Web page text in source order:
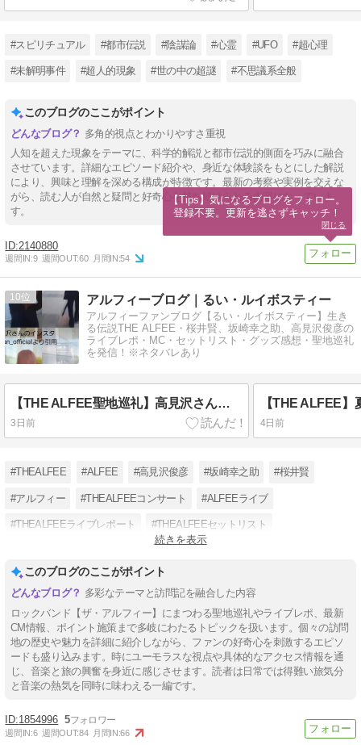
#スピリチュアル #都市伝説 #陰謀論 #心霊 #UFO #超心理
#未解明事件 #超人的現象 #世の中の超謎 #不思議系全般
このブログのここがポイント
多角的視点とわかりやすさ重視
人知を超えた現象をテーマに、科学的解説と都市伝説的側面を巧みに融合
させています。詳細なエピソード紹介や、身近な体験談をもとにした解説
により、興味と理解を深める構成が特徴です。最新の考察や実例を交えな
がら、読む人が自然と疑問と好奇心を持ち続けられる内容になっていま
す。
2140880
週間IN:9 週間OUT:60 月間IN:54
10 アルフィーブログ｜るい・ルイボスティー
アルフィーファンブログ【るい・ルイボスティー】生き
る伝説THE ALFEE・桜井賢、坂崎幸之助、高見沢俊彦の
ライブレポ・MC・セットリスト・グッズ感想・聖地巡礼
を発信！※ネタバレあり
【THE ALFEE聖地巡礼】高見沢さん大刀洗平和記念館で戦争の記憶と広島城
3日前 4日前
#THEALFEE #ALFEE #高見沢俊彦 #坂崎幸之助 #桜井賢
#アルフィー #THEALFEEコンサート #ALFEEライブ
#THEALFEEライブレポート #THEALFEEセットリスト
続きを表示
このブログのここがポイント
多彩なテーマと訪問記を融合した内容
ロックバンド【ザ・アルフィー】にまつわる聖地巡礼やライブレポ、最新
CM情報、ポイント施策まで多岐にわたるトピックを扱います。個々の訪問
地の歴史や魅力を詳細に紹介しながら、ファンの好奇心を刺激するエピソ
ードも盛り込みます。時にユーモラスな視点や具体的なアクセス情報を通
じ、音楽と旅の興奮を身近に感じさせます。読者は日常では得難い旅気分
と音楽の熱気を同時に味わえる一編です。
1854996 5
週間IN:6 週間OUT:84 月間IN:66
【Tips】気になるブログをフォロー。
登録不要。更新を逃さずキャッチ！
閉じる